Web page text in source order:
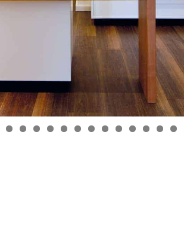
1 2 3 4 5 6 7 8 9 0 1 2 3